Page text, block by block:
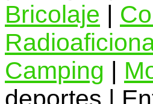
Bricolaje
Camping